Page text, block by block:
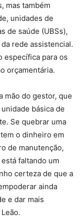
mas também
unidades de
de saúde (UBSs),
rede assistencial.
específica para os
orçamentária.
mão do gestor, que
básica de
Se quebrar uma
o dinheiro em
de manutenção,
faltando um
certeza de que a
ainda
e dar mais